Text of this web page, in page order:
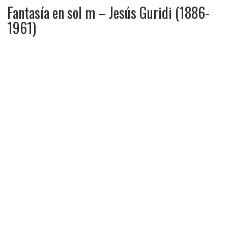
Fantasía en sol m – Jesús Guridi (1886-
1961)